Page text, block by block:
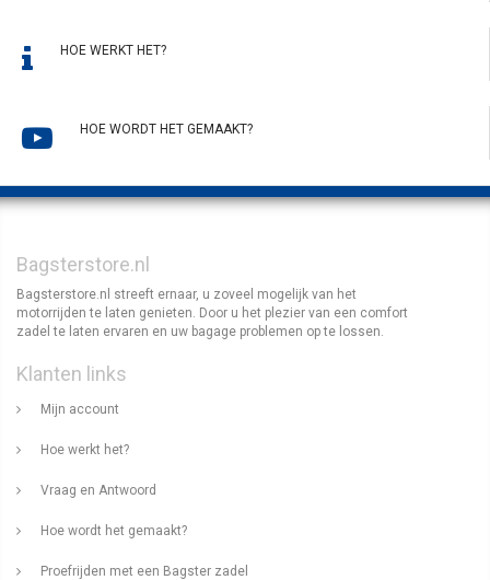
HOE WERKT HET?
HOE WORDT HET GEMAAKT?
Bagsterstore.nl
Bagsterstore.nl streeft ernaar, u zoveel mogelijk van het
motorrijden te laten genieten. Door u het plezier van een comfort
zadel te laten ervaren en uw bagage problemen op te lossen.
Klanten links
Mijn account
Hoe werkt het?
Vraag en Antwoord
Hoe wordt het gemaakt?
Proefrijden met een Bagster zadel